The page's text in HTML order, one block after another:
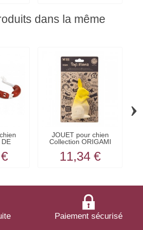
dans la même
DE
JOUET pour chien
Collection ORIGAMI
11,34 €
›
Paiement sécurisé